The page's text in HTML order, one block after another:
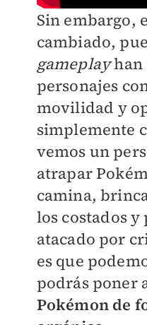
Sin embargo,
cambiado,
gameplayhan
personajes
movilidad y
simplemente
vemos un
atrapar
camina,
los costados y
atacado por
es que
podrás poner
Pokémon de